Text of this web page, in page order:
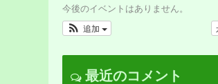
今後のイベントはありません。
追加
最近のコメント